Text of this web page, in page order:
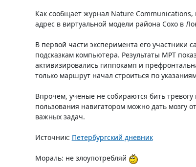
Как сообщает журнал Nature
адрес в виртуальной модели района Сохо в
В первой части эксперимента его участники
подсказкам компьютера. Результаты МРТ
активизировались гиппокамп и
только маршрут начал строиться по
Впрочем, ученые не собираются бить
пользования навигатором можно дать мозгу
важных задач.
Источник: Петербургский дневник
Мораль: не злоупотребляй